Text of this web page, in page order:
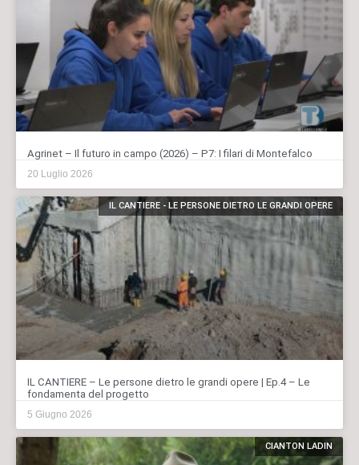
Agrinet – Il futuro in campo (2026) – P7: I filari di Montefalco
20 Luglio 2026
IL CANTIERE - LE PERSONE DIETRO LE GRANDI OPERE
IL CANTIERE – Le persone dietro le grandi opere | Ep.4 – Le
fondamenta del progetto
5 Giugno 2026
CIANTON LADIN